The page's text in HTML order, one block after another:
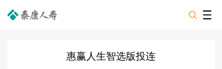
惠赢人生智选版投连